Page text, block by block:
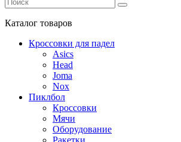
Каталог товаров
Кроссовки для падел
Asics
Head
Joma
Nox
Пиклбол
Кроссовки
Мячи
Оборудование
Ракетки